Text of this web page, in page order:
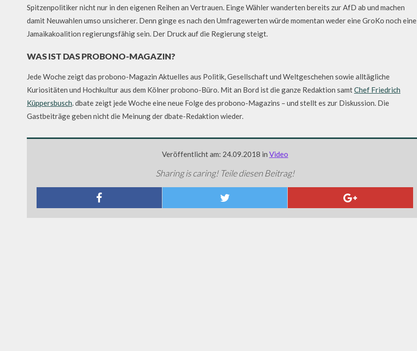
Spitzenpolitiker nicht nur in den eigenen Reihen an Vertrauen. Einge Wähler wanderten bereits zur AfD ab und machen
damit Neuwahlen umso unsicherer. Denn ginge es nach den Umfragewerten würde momentan weder eine GroKo noch eine
Jamaikakoalition regierungsfähig sein. Der Druck auf die Regierung steigt.
WAS IST DAS PROBONO-MAGAZIN?
Jede Woche zeigt das probono-Magazin Aktuelles aus Politik, Gesellschaft und Weltgeschehen sowie alltägliche
Kuriositäten und Hochkultur aus dem Kölner probono-Büro. Mit an Bord ist die ganze Redaktion samtChef Friedrich
Küppersbusch. dbate zeigt jede Woche eine neue Folge des probono-Magazins – und stellt es zur Diskussion. Die
Gastbeiträge geben nicht die Meinung der dbate-Redaktion wieder.
Veröffentlicht am: 24.09.2018 in Video
Sharing is caring! Teile diesen Beitrag!